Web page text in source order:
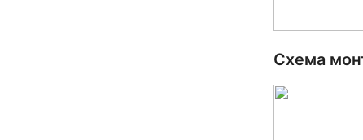
Схема